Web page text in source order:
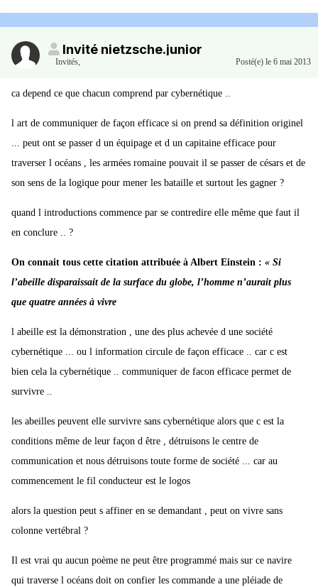
Invité nietzsche.junior
Invités, Posté(e) le 6 mai 2013
ca depend ce que chacun comprend par cybernétique ..
l art de communiquer de façon efficace si on prend sa définition originel
... peut ont se passer d un équipage et d un capitaine efficace pour
traverser l océans , les armées romaine pouvait il se passer de césars et de
son sens de la logique pour mener les bataille et surtout les gagner ?
quand l introductions commence par se contredire elle même que faut il
en conclure .. ?
On connait tous cette citation attribuée à Albert Einstein : « Si
l’abeille disparaissait de la surface du globe, l’homme n’aurait plus
que quatre années à vivre
l abeille est la démonstration , une des plus achevée d une société
cybernétique ... ou l information circule de façon efficace .. car c est
bien cela la cybernétique .. communiquer de facon efficace permet de
survivre ..
les abeilles peuvent elle survivre sans cybernétique alors que c est la
conditions même de leur façon d être , détruisons le centre de
communication et nous détruisons toute forme de société ... car au
commencement le fil conducteur est le logos
alors la question peut s affiner en se demandant , peut on vivre sans
colonne vertébral ?
Il est vrai qu aucun poème ne peut être programmé mais sur ce navire
qui traverse l océans doit on confier les commande a une pléiade de